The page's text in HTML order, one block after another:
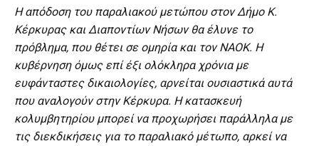
Η απόδοση του παραλιακού μετώπου στον Δήμο Κ.
Κέρκυρας και Διαποντίων Νήσων θα έλυνε το
πρόβλημα, που θέτει σε ομηρία και τον ΝΑΟΚ. Η
κυβέρνηση όμως επί έξι ολόκληρα χρόνια με
ευφάνταστες δικαιολογίες, αρνείται ουσιαστικά αυτά
που αναλογούν στην Κέρκυρα. Η κατασκευή
κολυμβητηρίου μπορεί να προχωρήσει παράλληλα με
τις διεκδικήσεις για το παραλιακό μέτωπο, αρκεί να